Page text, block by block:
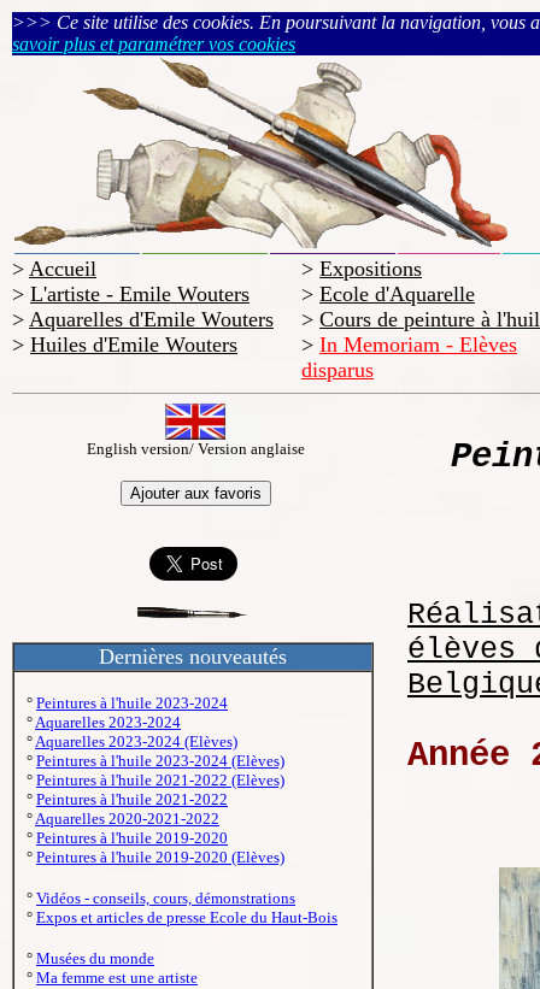
>>> Ce site utilise des cookies. En poursuivant la navigation, vous
savoir plus et paramétrer vos cookies
> Accueil
> L'artiste - Emile Wouters
> Aquarelles d'Emile Wouters
> Huiles d'Emile Wouters
> Expositions
> Ecole d'Aquarelle
> Cours de peinture à
> In Memoriam - Elèves
disparus
English version/ Version anglaise
Dernières nouveautés
° Peintures à l'huile 2023-2024
°Aquarelles 2023-2024
°Aquarelles 2023-2024 (Elèves)
° Peintures à l'huile 2023-2024 (Elèves)
° Peintures à l'huile 2021-2022 (Elèves)
° Peintures à l'huile 2021-2022
°Aquarelles 2020-2021-2022
° Peintures à l'huile 2019-2020
° Peintures à l'huile 2019-2020 (Elèves)
° Vidéos - conseils, cours, démonstrations
° Expos et articles de presse Ecole du Haut-Bois
° Musées du monde
° Ma femme est une artiste
élèves
Année